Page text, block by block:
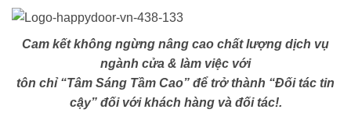
Cam kết không ngừng nâng cao chất lượng dịch vụ
ngành cửa & làm việc với
tôn chỉ “Tâm Sáng Tầm Cao” để trở thành “Đối tác tin
cậy” đối với khách hàng và đối tác!.